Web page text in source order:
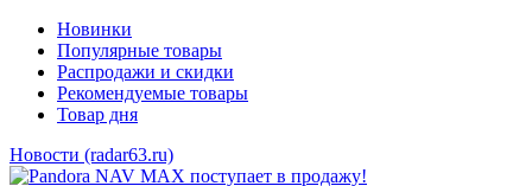
Новинки
Популярные товары
Распродажи и скидки
Рекомендуемые товары
Товар дня
Новости (radar63.ru)